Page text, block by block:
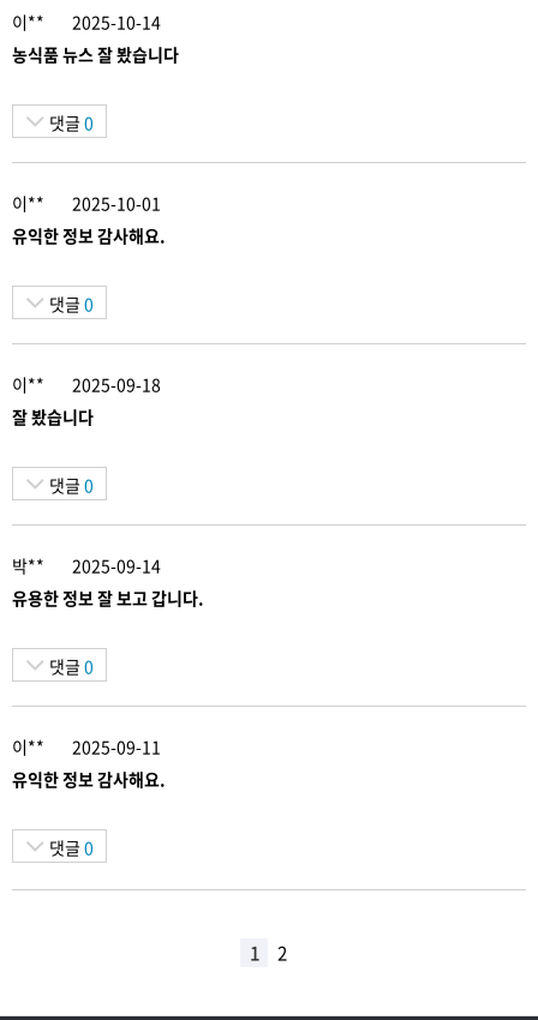
이**
2025-10-14
농식품 뉴스 잘 봤습니다
댓글 0
이**
2025-10-01
유익한 정보 감사해요.
댓글 0
이**
2025-09-18
잘 봤습니다
댓글 0
박**
2025-09-14
유용한 정보 잘 보고 갑니다.
댓글 0
이**
2025-09-11
유익한 정보 감사해요.
댓글 0
1 2